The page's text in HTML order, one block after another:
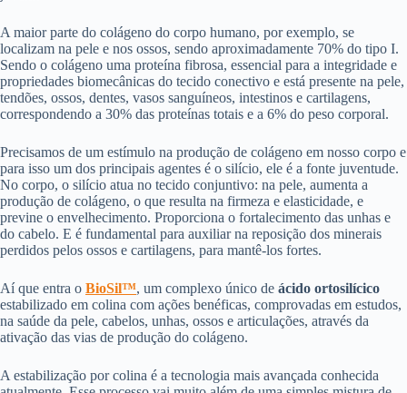
A maior parte do colágeno do corpo humano, por exemplo, se
localizam na pele e nos ossos, sendo aproximadamente 70% do tipo I.
Sendo o colágeno uma proteína fibrosa, essencial para a integridade e
propriedades biomecânicas do tecido conectivo e está presente na pele,
tendões, ossos, dentes, vasos sanguíneos, intestinos e cartilagens,
correspondendo a 30% das proteínas totais e a 6% do peso corporal.
Precisamos de um estímulo na produção de colágeno em nosso corpo e
para isso um dos principais agentes é o silício, ele é a fonte juventude.
No corpo, o silício atua no tecido conjuntivo: na pele, aumenta a
produção de colágeno, o que resulta na firmeza e elasticidade, e
previne o envelhecimento. Proporciona o fortalecimento das unhas e
do cabelo. E é fundamental para auxiliar na reposição dos minerais
perdidos pelos ossos e cartilagens, para mantê-los fortes.
Aí que entra o BioSil™, um complexo único de ácido ortosilícico
estabilizado em colina com ações benéficas, comprovadas em estudos,
na saúde da pele, cabelos, unhas, ossos e articulações, através da
ativação das vias de produção do colágeno.
A estabilização por colina é a tecnologia mais avançada conhecida